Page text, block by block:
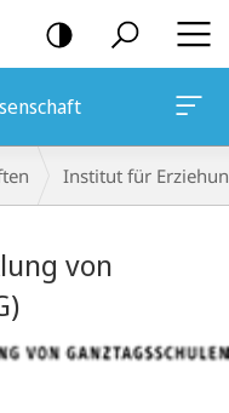
Institut für
von